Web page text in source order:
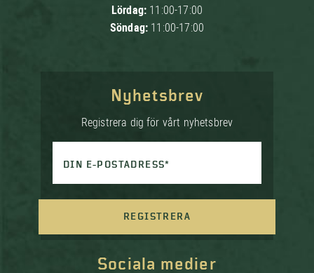
Lördag: 11:00-17:00
Söndag: 11:00-17:00
Sociala medier
Nyhetsbrev
Registrera dig för vårt nyhetsbrev
DIN E-POSTADRESS*
REGISTRERA